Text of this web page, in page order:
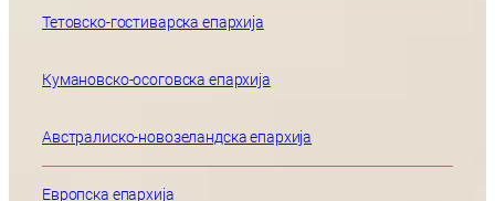
Тетовско-гостиварска епархија
Кумановско-осоговска епархија
Австралиско-новозеландска епархија
Европска епархија